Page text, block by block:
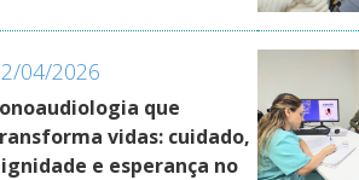
04/2026
que
vidas: cuidado,
e esperança no